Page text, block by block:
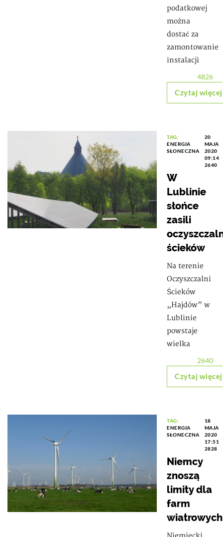
podatkowej
można
dostać za
zamontowanie
instalacji
4826
Czytaj więcej
TAG:
ENERGIA
SŁONECZNA
20
MAJA
2020
09:14
2640
W
Lublinie
słońce
zasili
ścieków
Na terenie
Oczyszczalni
Ścieków
„Hajdów” w
Lublinie
powstaje
wielka
2640
Czytaj więcej
TAG:
ENERGIA
SŁONECZNA
18
MAJA
2020
17:51
2828
Niemcy
znoszą
limity dla
farm
wiatrowych